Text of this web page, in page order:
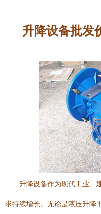
升降设备批发
升降设备作为现代工业、
求持续增长。无论是液压升降